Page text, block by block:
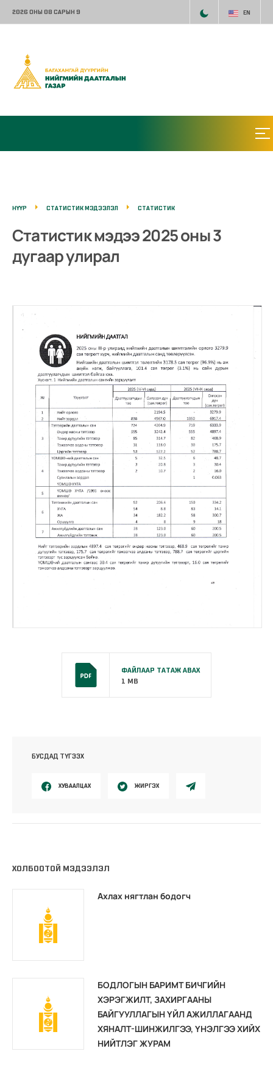
2026 ОНЫ 08 САРЫН 9 EN
НҮҮР СТАТИСТИК МЭДЭЭЛЭЛ СТАТИСТИК
Статистик мэдээ 2025 оны 3
дугаар улирал
ФАЙЛААР ТАТАЖ АВАХ
1 MB
БУСДАД ТҮГЭЭХ
ХУВААЛЦАХ ЖИРГЭХ
ХОЛБООТОЙ МЭДЭЭЛЭЛ
Ахлах нягтлан бодогч
БОДЛОГЫН БАРИМТ БИЧГИЙН
ХЭРЭГЖИЛТ, ЗАХИРГААНЫ
БАЙГУУЛЛАГЫН ҮЙЛ АЖИЛЛАГААНД
ХЯНАЛТ-ШИНЖИЛГЭЭ, ҮНЭЛГЭЭ ХИЙХ
НИЙТЛЭГ ЖУРАМ